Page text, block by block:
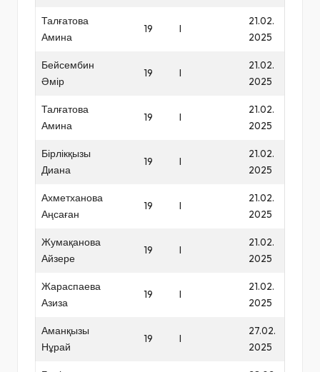
Талғатова
Амина
19 I
21.02.
2025
Бейсембин
Әмір
19 I
21.02.
2025
Талғатова
Амина
19 I
21.02.
2025
Бірлікқызы
Диана
19 I
21.02.
2025
Ахметханова
Аңсаған
19 I
21.02.
2025
Жумақанова
Айзере
19 I
21.02.
2025
Жараспаева
Азиза
19 I
21.02.
2025
Аманқызы
Нұрай
19 I
27.02.
2025